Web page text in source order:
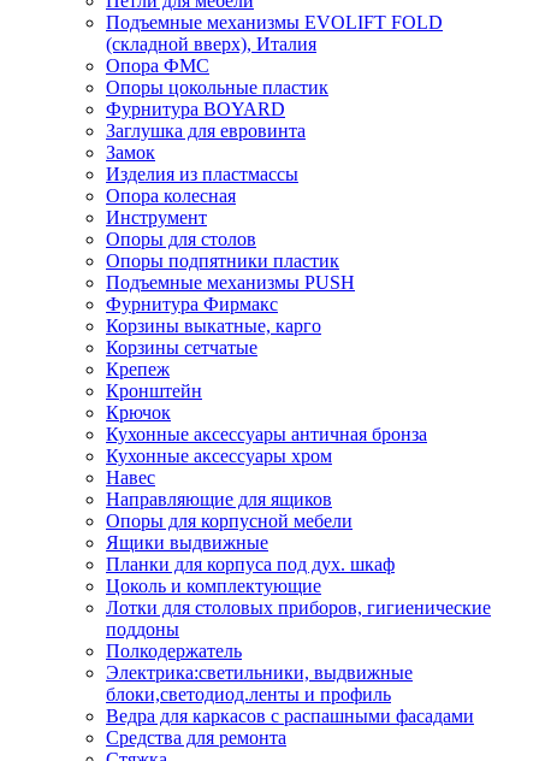
Подъемные механизмы EVOLIFT FOLD
(складной вверх), Италия
Опора ФМС
Опоры цокольные пластик
Фурнитура BOYARD
Заглушка для евровинта
Замок
Изделия из пластмассы
Опора колесная
Инструмент
Опоры для столов
Опоры подпятники пластик
Подъемные механизмы PUSH
Фурнитура Фирмакс
Корзины выкатные, карго
Корзины сетчатые
Крепеж
Кронштейн
Крючок
Кухонные аксессуары античная бронза
Кухонные аксессуары хром
Навес
Направляющие для ящиков
Опоры для корпусной мебели
Ящики выдвижные
Планки для корпуса под дух. шкаф
Цоколь и комплектующие
Лотки для столовых приборов, гигиенические
поддоны
Полкодержатель
Электрика:светильники, выдвижные
блоки,светодиод.ленты и профиль
Ведра для каркасов с распашными фасадами
Средства для ремонта